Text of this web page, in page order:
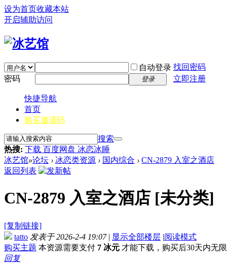
设为首页收藏本站
开启辅助访问
自动登录 找回密码
密码
登录 立即注册
快捷导航
首页
购买邀请码
搜索
热搜: 下载 百度网盘 冰恋冰睡
冰艺馆»论坛 › 冰恋类资源 › 国内综合 › CN-2879 入室之酒店
返回列表
CN-2879 入室之酒店 [未分类]
[复制链接]
tatto 发表于 2026-2-4 19:07 | 显示全部楼层 |阅读模式
购买主题 本资源需要支付 7 冰元 才能下载，购买后30天内无
回复